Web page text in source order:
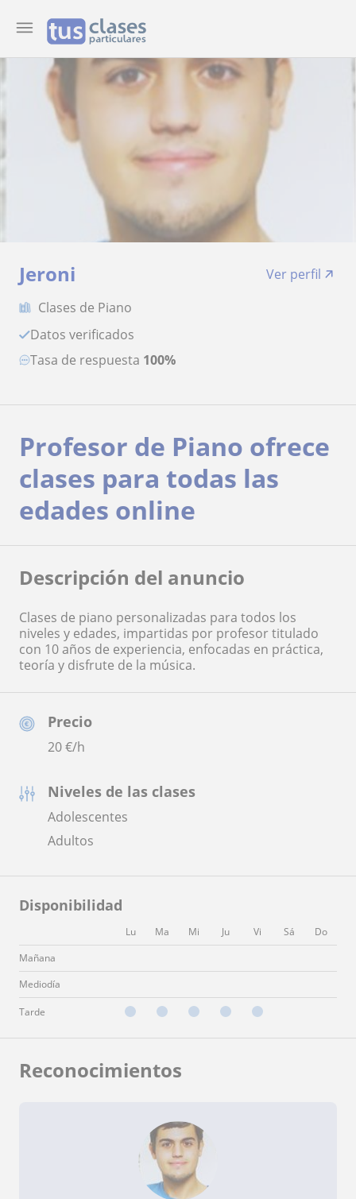
Jeroni
Ver perfil
Clases de Piano
Datos verificados
Tasa de respuesta 100%
Precio
20€/h
Niveles de las clases
Adolescentes
Adultos
Disponibilidad
Lu Ma Mi Ju Vi Sá
Do
Mañana
Mediodía
Tarde
Profesor de Piano ofrece
clases para todas las
edades online
Descripción del anuncio
Clases de piano personalizadas para todos los
niveles y edades, impartidas por profesor titulado
con 10 años de experiencia, enfocadas en práctica,
teoría y disfrute de la música.
Reconocimientos